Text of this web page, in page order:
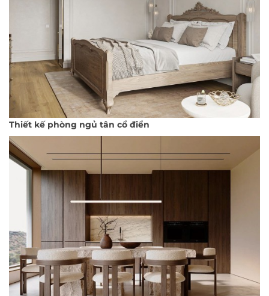
Thiết kế phòng ngủ tân cổ điển